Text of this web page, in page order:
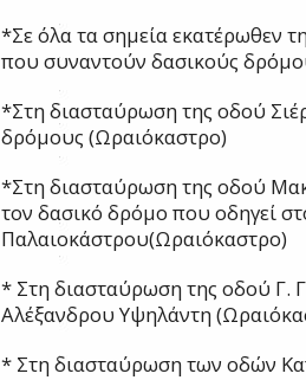
*Σε όλα τα σημεία εκατέρωθεν
που συναντούν δασικούς
*Στη διασταύρωση της οδού
δρόμους (Ωραιόκαστρο)
*Στη διασταύρωση της οδού
τον δασικό δρόμο που οδηγεί
Παλαιοκάστρου(Ωραιόκαστρο)
* Στη διασταύρωση της οδού Γ.
Αλέξανδρου Υψηλάντη
* Στη διασταύρωση των οδών